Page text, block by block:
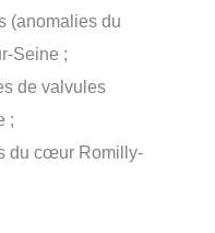
(anomalies du
Seine ;
de valvules
;
du cœur Romilly-